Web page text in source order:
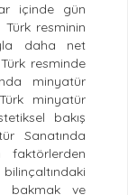
içinde gün
resminin
daha net
resminde
minyatür
minyatür
bakış
Sanatında
faktörlerden
bakmak ve